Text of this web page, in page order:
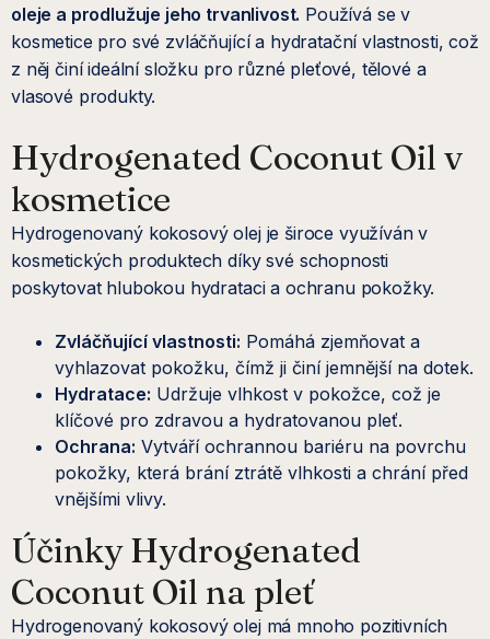
oleje a prodlužuje jeho trvanlivost. Používá se v
kosmetice pro své zvláčňující a hydratační vlastnosti, což
z něj činí ideální složku pro různé pleťové, tělové a
vlasové produkty.
Hydrogenated Coconut Oil v
kosmetice
Hydrogenovaný kokosový olej je široce využíván v
kosmetických produktech díky své schopnosti
poskytovat hlubokou hydrataci a ochranu pokožky.
Zvláčňující vlastnosti: Pomáhá zjemňovat a
vyhlazovat pokožku, čímž ji činí jemnější na dotek.
Hydratace: Udržuje vlhkost v pokožce, což je
klíčové pro zdravou a hydratovanou pleť.
Ochrana: Vytváří ochrannou bariéru na povrchu
pokožky, která brání ztrátě vlhkosti a chrání před
vnějšími vlivy.
Účinky Hydrogenated
Coconut Oil na pleť
Hydrogenovaný kokosový olej má mnoho pozitivních